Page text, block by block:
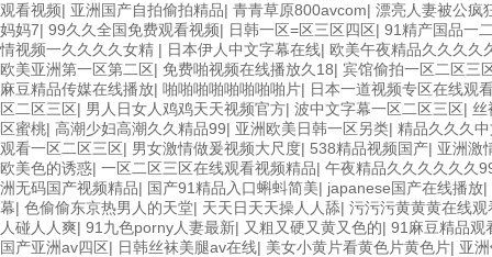
观看视频| 亚洲国产自拍偷拍精品| 青青草原800avcom| 漂亮人妻被公疯
妈妈7| 99久久全国免费观看视频| 日韩一区=区三区四区| 91精产国品一
情视频一久久久久女精 | 日本伊人中文字幕在线| 欧美午夜精品久久久久
欧美亚洲第一区第二区| 免费啪视频在线播放久18| 宾馆偷拍一区二区三
麻豆精品传媒在线播放| 啪啪啪啪啪啪啪啪片| 日本一道视频专区在线观
区二区三区| 男人日女人鸡鸡天天视频官方| 波中文字幕一区二区三区| 丝
区蜜桃| 高潮少妇高潮久久精品99| 亚洲欧美日韩一区另类| 精品久久久
观看一区二区三区| 男女激情做爰视频大尺度| 538精品视频国产| 亚洲激
欧美色的诱惑| 一区二区三区在线观看视频精品| 午夜精品久久久久久久
洲无码国产视频精品| 国产91精品入口蝌蚪简美| japanese国产在线播放|
幕| 色偷偷东京热男人的天堂| 天天日天天操人人舔| 污污污黄黄黄在线观
人碰人人爽| 91九色porny人妻最新| 又粗又硬又黄又色的| 91麻豆精品观
国产亚洲av四区| 日韩丝袜美腿av在线| 美女小黄片看黄色片黄色片| 亚